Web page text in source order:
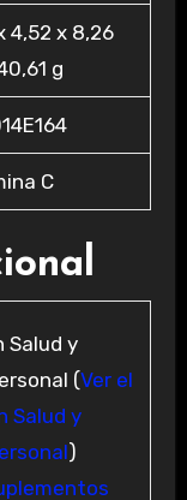
4,52 x 8,26
g
C
Salud y
(Ver el
Salud y
)